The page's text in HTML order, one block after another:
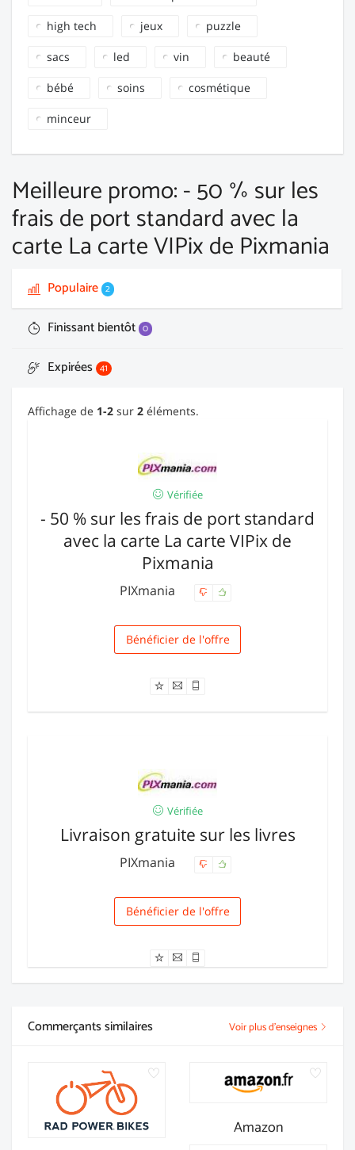
high tech jeux puzzle
sacs led vin beauté
bébé soins cosmétique
minceur
Meilleure promo: - 50 % sur les
frais de port standard avec la
carte La carte VIPix de Pixmania
Populaire 2
Finissant bientôt 0
Expirées 41
Affichage de 1-2 sur 2 éléments.
Vérifiée
- 50 % sur les frais de port standard
avec la carte La carte VIPix de
Pixmania
PIXmania
Livraison
Bénéficier de l'offre
Vérifiée
Livraison gratuite sur les livres
PIXmania
Livraison
Bénéficier de l'offre
Commerçants similaires Voir plus d'enseignes
Amazon